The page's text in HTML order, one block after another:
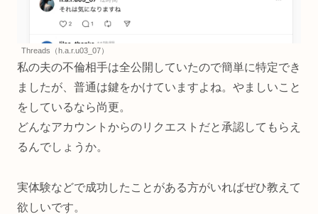
Threads（h.a.r.u03_07）
私の夫の不倫相手は全公開していたので簡単に特定でき
ましたが、普通は鍵をかけていますよね。やましいこと
をしているなら尚更。
どんなアカウントからのリクエストだと承認してもらえ
るんでしょうか。
実体験などで成功したことがある方がいればぜひ教えて
欲しいです。